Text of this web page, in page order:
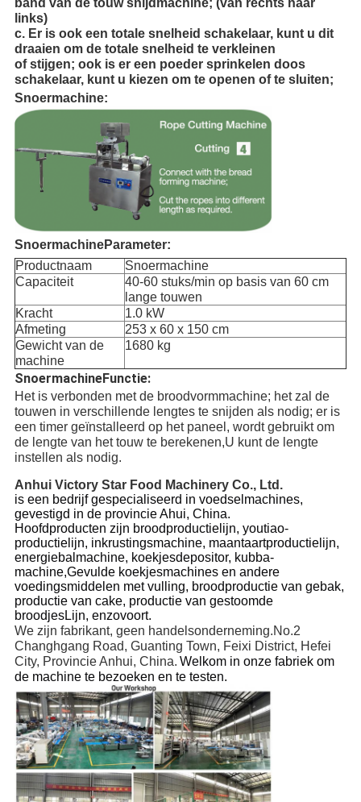
band van de touw snijdmachine; (van rechts naar
links)
c. Er is ook een totale snelheid schakelaar, kunt u dit
draaien om de totale snelheid te verkleinen
of stijgen; ook is er een poeder sprinkelen doos
schakelaar, kunt u kiezen om te openen of te sluiten;
Snoermachine:
SnoermachineParameter:
Productnaam
Snoermachine
Capaciteit
40-60 stuks/min op basis van 60 cm
lange touwen
Kracht
1.0 kW
Afmeting
253 x 60 x 150 cm
Gewicht van de
machine
1680 kg
SnoermachineFunctie:
Het is verbonden met de broodvormmachine; het zal de
touwen in verschillende lengtes te snijden als nodig; er is
een timer geïnstalleerd op het paneel, wordt gebruikt om
de lengte van het touw te berekenen,U kunt de lengte
instellen als nodig.
Anhui Victory Star Food Machinery Co., Ltd.
is een bedrijf gespecialiseerd in voedselmachines,
gevestigd in de provincie Ahui, China.
Hoofdproducten zijn broodproductielijn, youtiao-
productielijn, inkrustingsmachine, maantaartproductielijn,
energiebalmachine, koekjesdepositor, kubba-
machine,Gevulde koekjesmachines en andere
voedingsmiddelen met vulling, broodproductie van gebak,
productie van cake, productie van gestoomde
broodjesLijn, enzovoort.
We zijn fabrikant, geen handelsonderneming.No.2
Changhgang Road, Guanting Town, Feixi District, Hefei
City, Provincie Anhui, China. Welkom in onze fabriek om
de machine te bezoeken en te testen.